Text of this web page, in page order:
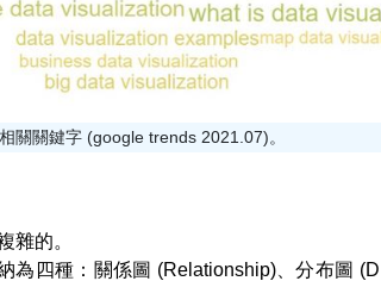
關關鍵字 (google trends 2021.07)。
雜的。
四種：關係圖 (Relationship)、分布圖